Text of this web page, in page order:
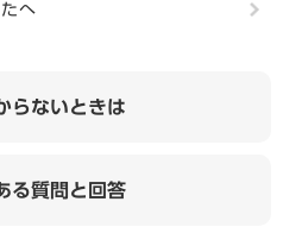
へ
らないときは
る質問と回答